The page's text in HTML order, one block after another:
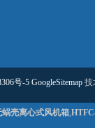
号-5 GoogleSitemap 技
蜗壳离心式风机箱,